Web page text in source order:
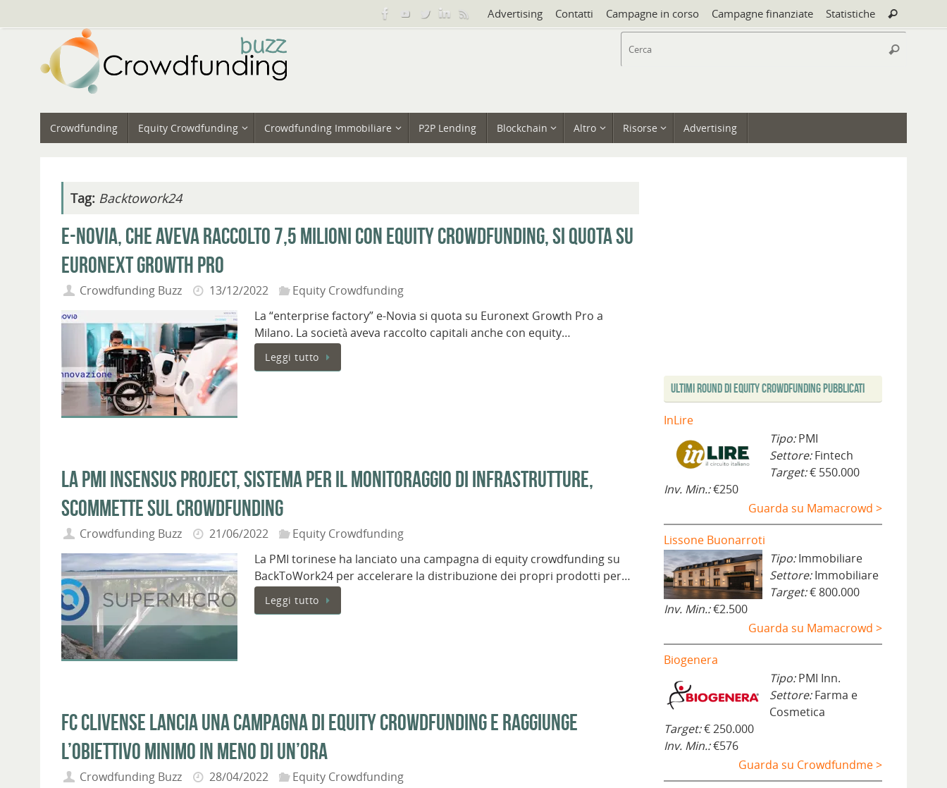
al
contenuto
Advertising Contatti Campagne in corso Campagne finanziate Statistiche Cerca
Cerca
Crowdfunding Equity Crowdfunding Crowdfunding Immobiliare P2P Lending Blockchain Altro Risorse Advertising
Tag: Backtowork24
E-Novia, che aveva raccolto 7,5 milioni con equity crowdfunding, si quota su
Euronext Growth Pro
Crowdfunding Buzz 13/12/2022
Equity Crowdfunding
La “enterprise factory” e-Novia si quota su Euronext Growth Pro a
Milano. La società aveva raccolto capitali anche con equity…
Leggi tutto
La PMI InSensus Project, sistema per il monitoraggio di infrastrutture,
scommette sul crowdfunding
Crowdfunding Buzz 21/06/2022
Equity Crowdfunding
La PMI torinese ha lanciato una campagna di equity crowdfunding su
BackToWork24 per accelerare la distribuzione dei propri prodotti per…
Leggi tutto
FC Clivense lancia una campagna di equity crowdfunding e raggiunge
l’obiettivo minimo in meno di un’ora
Crowdfunding Buzz 28/04/2022
Equity Crowdfunding
Ultimi Round di Equity Crowdfunding Pubblicati
InLire
Tipo:PMI
Settore:Fintech
Target:€ 550.000
Inv. Min.:€250
Guarda su Mamacrowd >
Lissone Buonarroti
Tipo:Immobiliare
Settore:Immobiliare
Target:€ 800.000
Inv. Min.:€2.500
Guarda su Mamacrowd >
Biogenera
Tipo:PMI Inn.
Settore:Farma e
Cosmetica
Target:€ 250.000
Inv. Min.:€576
Guarda su Crowdfundme >